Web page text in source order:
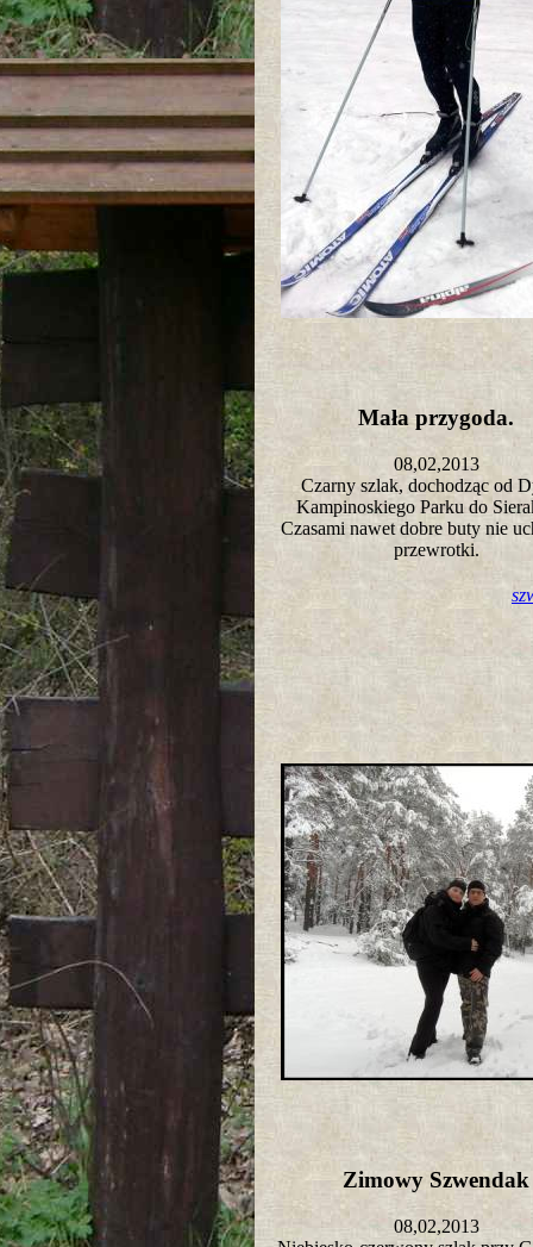
Mała przygoda.
08,02,2013
Czarny szlak, dochodząc od
Kampinoskiego Parku do
Czasami nawet dobre buty nie
przewrotki.
Zimowy
08,02,2013